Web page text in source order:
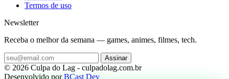
Termos de uso
Newsletter
Receba o melhor da semana — games, animes, filmes, tech.
Assinar
© 2026 Culpa do Lag - culpadolag.com.br
Desenvolvido porBCast Dev